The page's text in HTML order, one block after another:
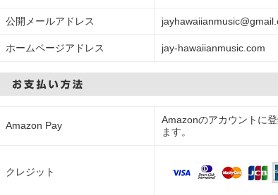
公開メールアドレス
ホームページアドレス jay-hawaiianmusic.com
Amazon Pay
Amazonのアカウントに
ます。
クレジット